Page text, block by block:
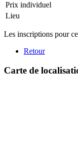
Prix individuel
Lieu
Les inscriptions pour
Retour
Carte de